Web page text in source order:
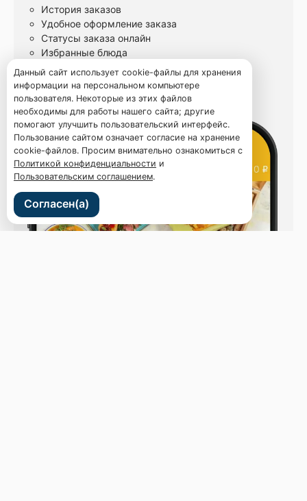
История заказов
Удобное оформление заказа
Статусы заказа онлайн
Избранные блюда
Данный сайт использует cookie-файлы для хранения
информации на персональном компьютере
пользователя. Некоторые из этих файлов
необходимы для работы нашего сайта; другие
помогают улучшить пользовательский интерфейс.
Пользование сайтом означает согласие на хранение
cookie-файлов. Просим внимательно ознакомиться с
Политикой конфиденциальности и
Пользовательским соглашением.
Согласен(а)